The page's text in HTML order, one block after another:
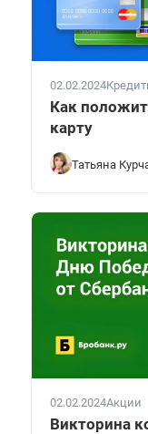
02.02.2024
Как
карту
Татьяна
02.02.2024Акции
Викторина